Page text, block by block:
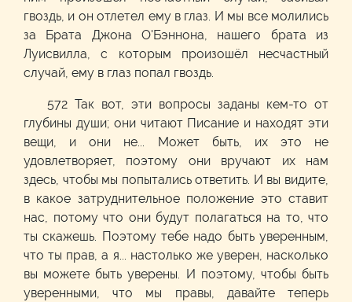
гвоздь, и он отлетел ему в глаз. И мы все молились
за Брата Джона О'Бэннона, нашего брата из
Луисвилла, с которым произошёл несчастный
случай, ему в глаз попал гвоздь.
572 Так вот, эти вопросы заданы кем-то от
глубины души; они читают Писание и находят эти
вещи, и они не... Может быть, их это не
удовлетворяет, поэтому они вручают их нам
здесь, чтобы мы попытались ответить. И вы видите,
в какое затруднительное положение это ставит
нас, потому что они будут полагаться на то, что
ты скажешь. Поэтому тебе надо быть уверенным,
что ты прав, а я... настолько же уверен, насколько
вы можете быть уверены. И поэтому, чтобы быть
уверенными, что мы правы, давайте теперь